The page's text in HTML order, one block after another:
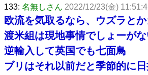
133: 名無しさん 2022/12/23(金)
欧流を気取るなら、ウズラと
渡米組は現地事情でしょーがな
逆輸入して英国でも七面鳥
ブリはそれ以前だと季節的に